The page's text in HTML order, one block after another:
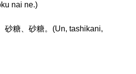
nai ne.)
砂糖、砂糖。(Un, tashikani,